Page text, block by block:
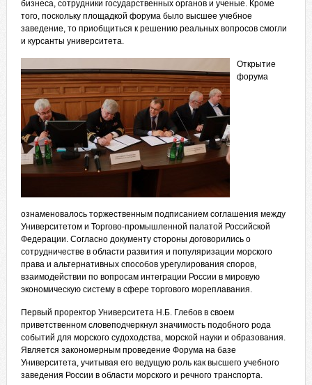
бизнеса, сотрудники государственных органов и ученые. Кроме
того, поскольку площадкой форума было высшее учебное
заведение, то приобщиться к решению реальных вопросов смогли
и курсанты университета.
Открытие
форума
ознаменовалось торжественным подписанием соглашения между
Университетом и Торгово-промышленной палатой Российской
Федерации. Согласно документу стороны договорились о
сотрудничестве в области развития и популяризации морского
права и альтернативных способов урегулирования споров,
взаимодействии по вопросам интеграции России в мировую
экономическую систему в сфере торгового мореплавания.
Первый проректор Университета Н.Б. Глебов в своем
приветственном словеподчеркнул значимость подобного рода
событий для морского судоходства, морской науки и образования.
Является закономерным проведение Форума на базе
Университета, учитывая его ведущую роль как высшего учебного
заведения России в области морского и речного транспорта.